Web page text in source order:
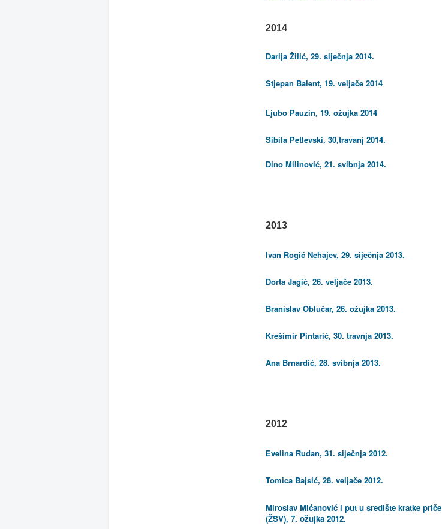
2014
Darija Žilić, 29. siječnja 2014.
Stjepan Balent, 19. veljače 2014
Ljubo Pauzin, 19. ožujka 2014
Sibila Petlevski, 30,travanj 2014.
Dino Milinović, 21. svibnja 2014.
2013
Ivan Rogić Nehajev, 29. siječnja 2013.
Dorta Jagić, 26. veljače 2013.
Branislav Oblučar, 26. ožujka 2013.
Krešimir Pintarić, 30. travnja 2013.
Ana Brnardić, 28. svibnja 2013.
2012
Evelina Rudan, 31. siječnja 2012.
Tomica Bajsić, 28. veljače 2012.
Miroslav Mićanović i put u središte kratke priče
(ŽSV), 7. ožujka 2012.